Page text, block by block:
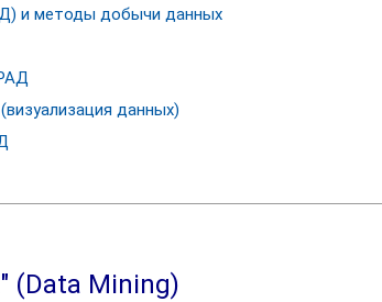
и методы добычи данных
данных)
(Data Mining)